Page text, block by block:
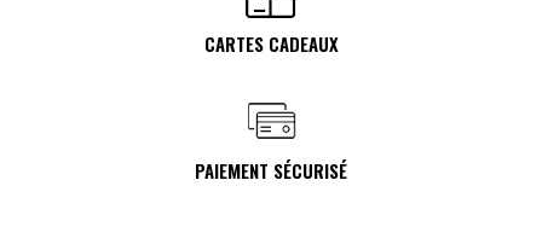
CARTES CADEAUX
PAIEMENT SÉCURISÉ